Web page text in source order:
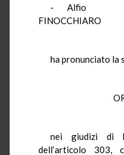
-
ha pronunciato la
nei giudizi di
dell’articolo 303,